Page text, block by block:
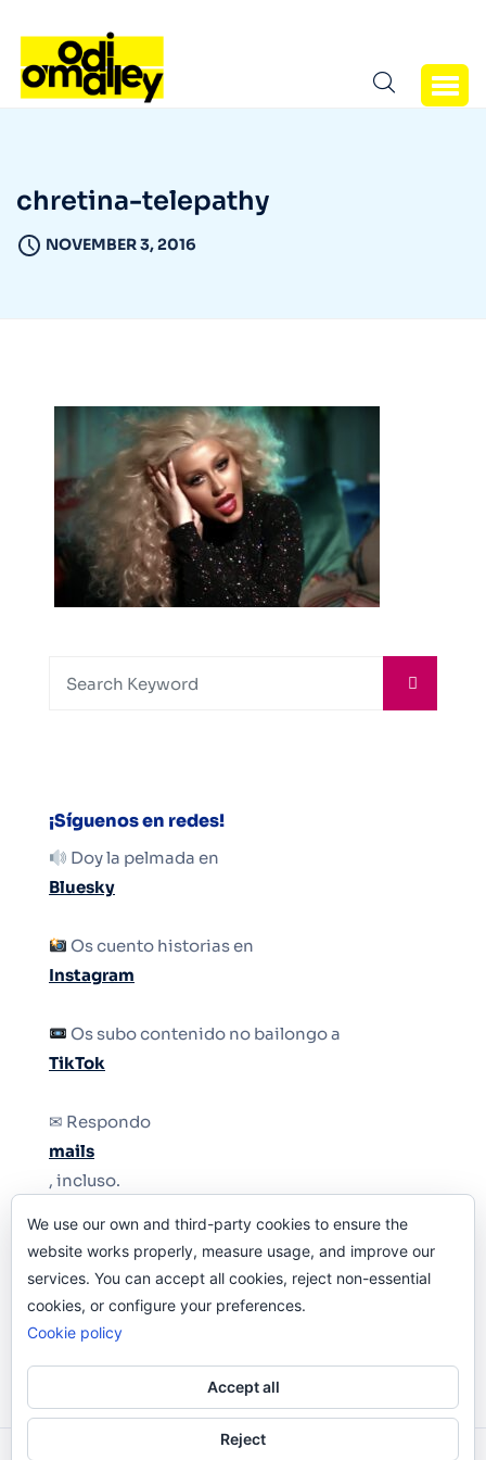
chretina-telepathy
NOVEMBER 3, 2016
¡Síguenos en redes!
Doy la pelmada en
Bluesky
Os cuento historias en
Instagram
Os subo contenido no bailongo a
TikTok
✉ Respondo
mails
, incluso.
Y si una persona no puede tener teléfono, que
le quiten el teléfono.
We use our own and third-party cookies to ensure the
website works properly, measure usage, and improve our
services. You can accept all cookies, reject non-essential
cookies, or configure your preferences.
Cookie policy
Accept all
Reject